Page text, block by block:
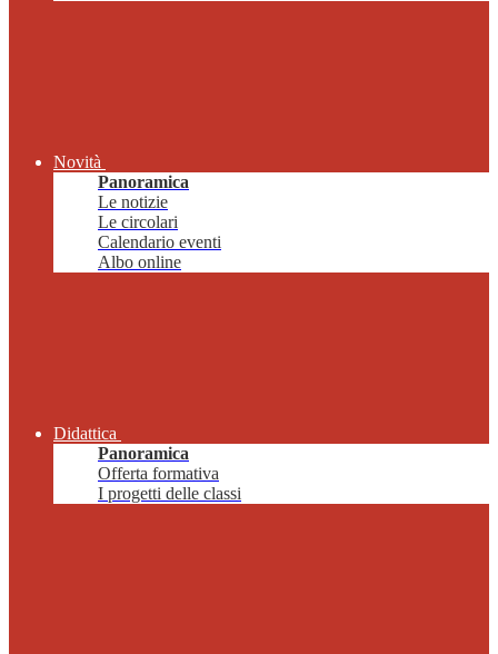
Novità
Panoramica
Le notizie
Le circolari
Calendario eventi
Albo online
Didattica
Panoramica
Offerta formativa
I progetti delle classi